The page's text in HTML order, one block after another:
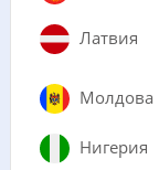
Латвия
Молдова
Нигерия